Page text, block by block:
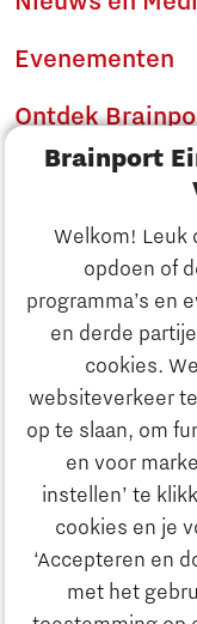
Brainport
Welkom! Leuk
opdoen of
programma’s en
en derde
cookies.
websiteverkeer
op te slaan, om
en voor
instellen’ te
cookies en je
‘Accepteren en
met het
Ontdek
Innovatie
Onderwijs
Evenementen
Ontdek
Innovatie
Ondernemen
Onderwijs
Strategie &
Zoeken
Contact
Naar